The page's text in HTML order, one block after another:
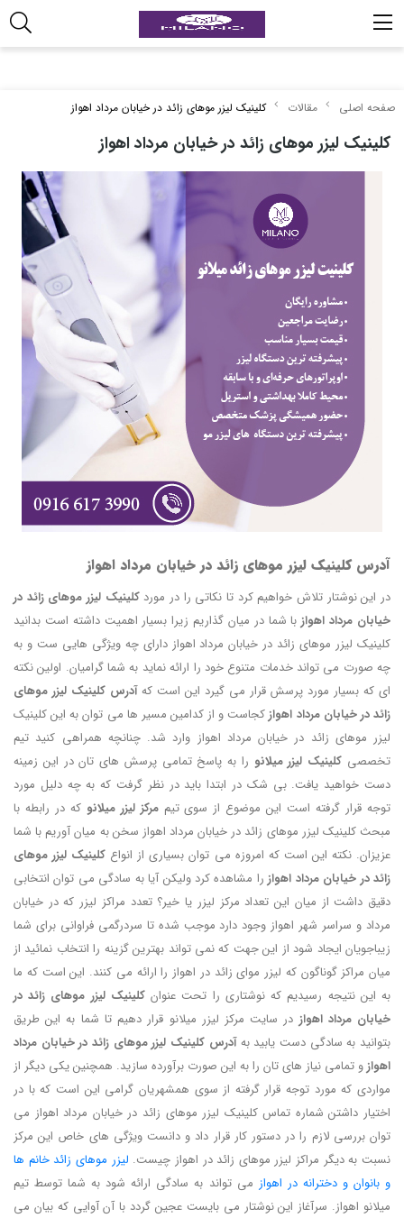
صفحه اصلی مقالات کلینیک لیزر موهای زائد در خیابان مرداد اهواز
کلینیک لیزر موهای زائد در خیابان مرداد اهواز
آدرس کلینیک لیزر موهای زائد در خیابان مرداد اهواز
در این نوشتار تلاش خواهیم کرد تا نکاتی را در موردکلینیک لیزر موهای زائد در
خیابان مرداد اهوازبا شما در میان گذاریم زیرا بسیار اهمیت داشته است بدانید
کلینیک لیزر موهای زائد در خیابان مرداد اهواز دارای چه ویژگی هایی ست و به
چه صورت می تواند خدمات متنوع خود را ارائه نماید به شما گرامیان. اولین نکته
ای که بسیار مورد پرسش قرار می گیرد این است کهآدرس کلینیک لیزر موهای
زائد در خیابان مرداد اهوازکجاست و از کدامین مسیر ها می توان به این کلینیک
لیزر موهای زائد در خیابان مرداد اهواز وارد شد. چنانچه همراهی کنید تیم
تخصصی کلینیک لیزر میلانو را به پاسخ تمامی پرسش های تان در این زمینه
دست خواهید یافت. بی شک در ابتدا باید در نظر گرفت که به چه دلیل مورد
توجه قرار گرفته است این موضوع از سوی تیممرکز لیزر میلانو که در رابطه با
مبحث کلینیک لیزر موهای زائد در خیابان مرداد اهواز سخن به میان آوریم با شما
عزیزان. نکته این است که امروزه می توان بسیاری از انواع کلینیک لیزر موهای
زائد در خیابان مرداد اهوازرا مشاهده کرد ولیکن آیا به سادگی می توان انتخابی
دقیق داشت از میان این تعداد مرکز لیزر یا خیر؟ تعدد مراکز لیزر که در خیابان
مرداد و سراسر شهر اهواز وجود دارد موجب شده تا سردرگمی فراوانی برای شما
زیباجویان ایجاد شود از این جهت که نمی تواند بهترین گزینه را انتخاب نمائید از
میان مراکز گوناگون که لیزر موای زائد در اهواز را ارائه می کنند. این است که ما
به این نتیجه رسیدیم که نوشتاری را تحت عنوانکلینیک لیزر موهای زائد در
خیابان مرداد اهوازدر سایت مرکز لیزر میلانو قرار دهیم تا شما به این طریق
بتوانید به سادگی دست یابید بهآدرس کلینیک لیزر موهای زائد در خیابان مرداد
اهوازو تمامی نیاز های تان را به این صورت برآورده سازید. همچنین یکی دیگر از
مواردی که مورد توجه قرار گرفته از سوی همشهریان گرامی این است که با در
اختیار داشتن شماره تماس کلینیک لیزر موهای زائد در خیابان مرداد اهواز می
توان بررسی لازم را در دستور کار قرار داد و دانست ویژگی های خاص این مرکز
نسبت به دیگر مراکز لیزر موهای زائد در اهواز چیست. لیزر موهای زائد خانم ها
و بانوان و دخترانه در اهواز می تواند به سادگی ارائه شود به شما توسط تیم
میلانو اهواز. سرآغاز این نوشتار می بایست عجین گردد با آن آوایی که بیان می